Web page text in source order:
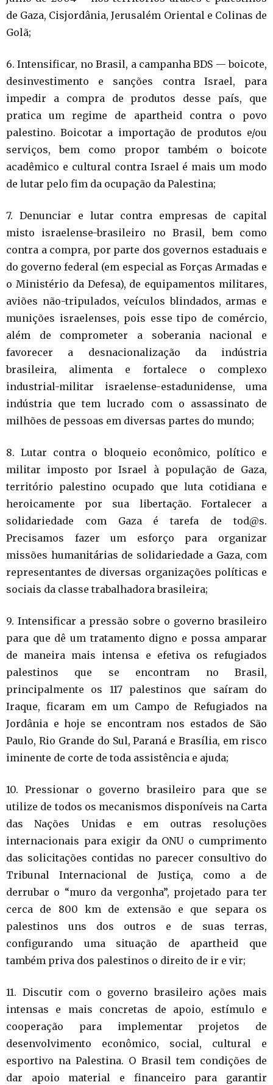
de Gaza, Cisjordânia, Jerusalém Oriental e Colinas de
Golã;
6. Intensificar, no Brasil, a campanha BDS — boicote,
desinvestimento e sanções contra Israel, para
impedir a compra de produtos desse país, que
pratica um regime de apartheid contra o povo
palestino. Boicotar a importação de produtos e/ou
serviços, bem como propor também o boicote
acadêmico e cultural contra Israel é mais um modo
de lutar pelo fim da ocupação da Palestina;
7. Denunciar e lutar contra empresas de capital
misto israelense-brasileiro no Brasil, bem como
contra a compra, por parte dos governos estaduais e
do governo federal (em especial as Forças Armadas e
o Ministério da Defesa), de equipamentos militares,
aviões não-tripulados, veículos blindados, armas e
munições israelenses, pois esse tipo de comércio,
além de comprometer a soberania nacional e
favorecer a desnacionalização da indústria
brasileira, alimenta e fortalece o complexo
industrial-militar israelense-estadunidense, uma
indústria que tem lucrado com o assassinato de
milhões de pessoas em diversas partes do mundo;
8. Lutar contra o bloqueio econômico, político e
militar imposto por Israel à população de Gaza,
território palestino ocupado que luta cotidiana e
heroicamente por sua libertação. Fortalecer a
solidariedade com Gaza é tarefa de tod@s.
Precisamos fazer um esforço para organizar
missões humanitárias de solidariedade a Gaza, com
representantes de diversas organizações políticas e
sociais da classe trabalhadora brasileira;
9. Intensificar a pressão sobre o governo brasileiro
para que dê um tratamento digno e possa amparar
de maneira mais intensa e efetiva os refugiados
palestinos que se encontram no Brasil,
principalmente os 117 palestinos que saíram do
Iraque, ficaram em um Campo de Refugiados na
Jordânia e hoje se encontram nos estados de São
Paulo, Rio Grande do Sul, Paraná e Brasília, em risco
iminente de corte de toda assistência e ajuda;
10. Pressionar o governo brasileiro para que se
utilize de todos os mecanismos disponíveis na Carta
das Nações Unidas e em outras resoluções
internacionais para exigir da ONU o cumprimento
das solicitações contidas no parecer consultivo do
Tribunal Internacional de Justiça, como a de
derrubar o “muro da vergonha”, projetado para ter
cerca de 800 km de extensão e que separa os
palestinos uns dos outros e de suas terras,
configurando uma situação de apartheid que
também priva dos palestinos o direito de ir e vir;
11. Discutir com o governo brasileiro ações mais
intensas e mais concretas de apoio, estímulo e
cooperação para implementar projetos de
desenvolvimento econômico, social, cultural e
esportivo na Palestina. O Brasil tem condições de
dar apoio material e financeiro para garantir